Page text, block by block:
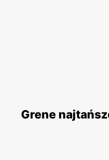
Grene